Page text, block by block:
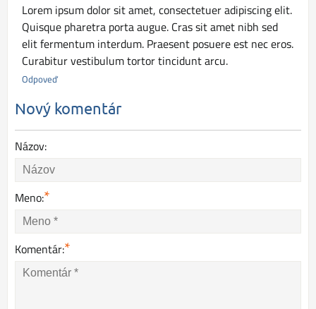
Lorem ipsum dolor sit amet, consectetuer adipiscing elit.
Quisque pharetra porta augue. Cras sit amet nibh sed
elit fermentum interdum. Praesent posuere est nec eros.
Curabitur vestibulum tortor tincidunt arcu.
Odpoveď
Nový komentár
Názov:
Meno:*
Komentár:*